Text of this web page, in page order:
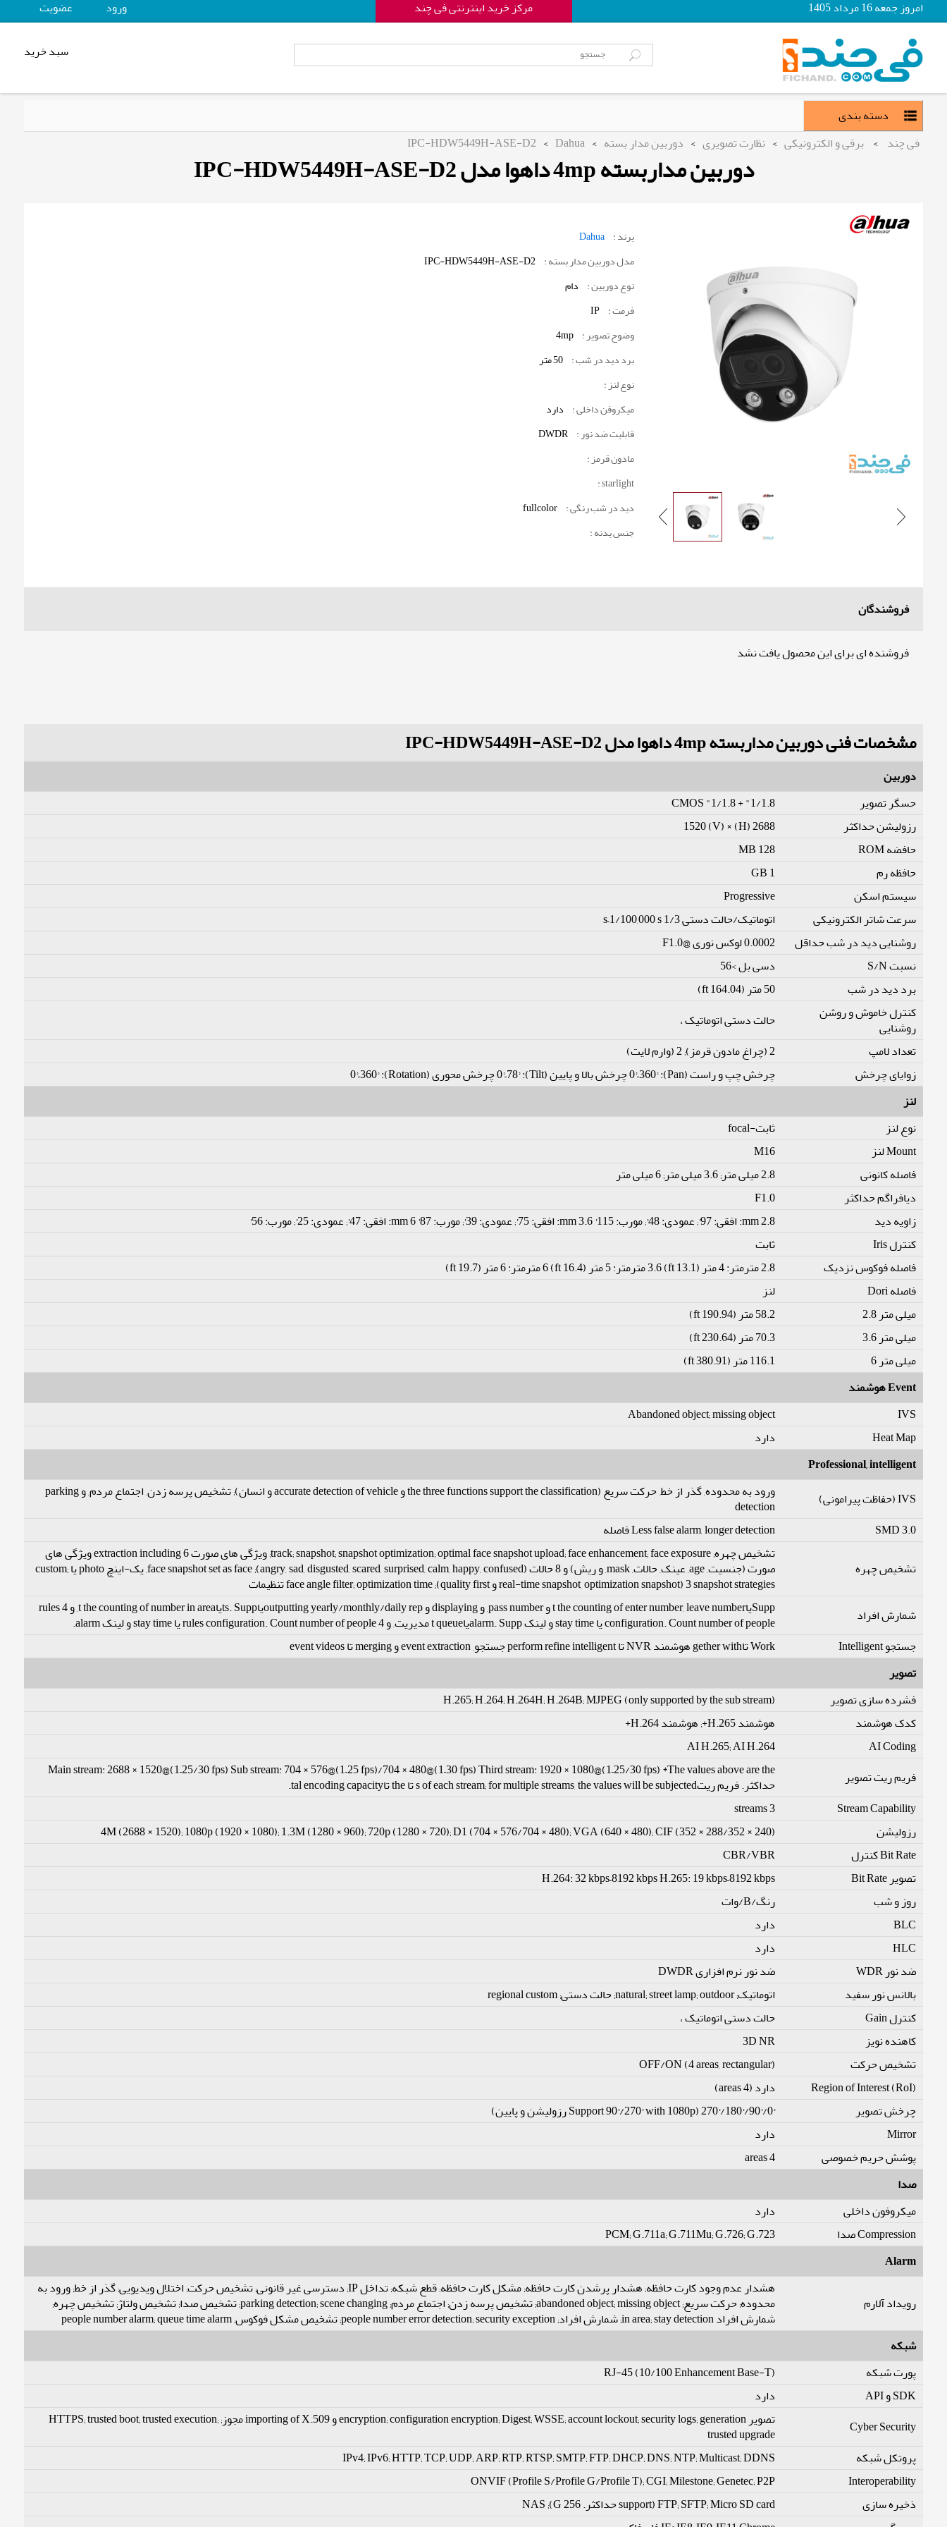
امروز جمعه 16 مرداد 1405 مرکز خرید اینترنتی فی چند ورود عضويت
سبد خرید
دسته بندی
فی چند > برقی و الکترونیکی > نظارت تصویری > دوربین مدار بسته >
Dahua
>
IPC-HDW5449H-ASE-D2
دوربین مداربسته 4mp داهوا مدل IPC-HDW5449H-ASE-D2
برند : Dahua
مدل دوربین مدار بسته : IPC-HDW5449H-ASE-D2
نوع دوربین : دام
فرمت : IP
وضوح تصویر : 4mp
برد دید در شب : 50 متر
نوع لنز :
میکروفن داخلی : دارد
قابلیت ضد نور : DWDR
مادون قرمز :
starlight :
دید در شب رنگی : fullcolor
جنس بدنه :
فروشندگان
فروشنده ای برای این محصول یافت نشد
مشخصات فنی دوربین مداربسته 4mp داهوا مدل IPC-HDW5449H-ASE-D2
دوربین
حسگر تصویر
1/1.8" + 1/1.8" CMOS
رزولیشن حداکثر
2688 (H) × 1520 (V)
حافضه ROM
128 MB
حافظه رم
1 GB
سیستم اسکن
Progressive
سرعت شاتر الکترونیکی
اتوماتیک/حالت دستی 1/3 s–1/100,000 s
روشنایی دید در شب حداقل
0.0002 لوکس نوری @F1.0
نسبت S/N
دسی بل >56
برد دید در شب
50 متر (164.04 ft)
کنترل خاموش و روشن
روشنایی
حالت دستی اتوماتیک ،
تعداد لامپ
2 (چراغ مادون قرمز); 2 (وارم لایت)
زوایای چرخش
چرخش چپ و راست (Pan): 0°–360° چرخش بالا و پایین (Tilt): 0°–78° چرخش محوری (Rotation): 0°–360°
لنز
نوع لنز
ثابت-focal
Mount لنز
M16
فاصله کانونی
2.8 میلی متر; 3.6 میلی متر; 6 میلی متر
دیافراگم حداکثر
F1.0
زاویه دید
2.8 mm: افقی: 97°; عمودی: 48°; مورب: 115° 3.6 mm: افقی: 75°; عمودی: 39°; مورب: 87° 6 mm: افقی: 47°; عمودی: 25°; مورب: 56°
کنترل Iris
ثابت
فاصله فوکوس نزدیک
2.8 مترمتر: 4 متر (13.1 ft) 3.6 مترمتر: 5 متر (16.4 ft) 6 مترمتر: 6 متر (19.7 ft)
فاصله Dori
لنز
میلی متر 2.8
58.2 متر (190.94 ft)
میلی متر 3.6
70.3 متر (230.64 ft)
میلی متر 6
116.1 متر (380.91 ft)
Event هوشمند
IVS
Abandoned object; missing object
Heat Map
دارد
Professional, intelligent
IVS (حفاظت پیرامونی)
ورود به محدوده, گذر از خط, حرکت سریع (the three functions support the classification و accurate detection of vehicle و انسان); تشخیص پرسه زدن, اجتماع مردم, و parking
detection
SMD 3.0
Less false alarm, longer detection فاصله
تشخیص چهره
تشخیص چهره; track; snapshot; snapshot optimization; optimal face snapshot upload; face enhancement; face exposure; ویژگی های صورت extraction including 6 ویژگی های
صورت (جنسیت, age, عینک, حالات, mask, و ریش) و 8 حالات (angry, sad, disgusted, scared, surprised, calm, happy, confused); face snapshot set as face, یک-اینچ photo یا custom;
3 snapshot strategies (real-time snapshot, optimization snapshot و quality first); face angle filter; optimization time تنظیمات
شمارش افراد
Suppیاt the counting of enter number, leave number و pass number, و displaying و outputting yearly/monthly/daily repیاts. Suppیاt the counting of number in area, و 4 rules
configuration. Count number of people یا stay time و لینک alarm. Suppیاt queue مدیریت, و 4 rules configuration. Count number of people یا stay time و لینک alarm.
جستجو Intelligent
Work تاgether with هوشمند NVR تا perform refine intelligent جستجو, event extraction و merging تا event videos
تصویر
فشرده سازی تصویر
H.265; H.264; H.264H; H.264B; MJPEG (only supported by the sub stream)
کدک هوشمند
هوشمند H.265+; هوشمند H.264+
AI Coding
AI H.265; AI H.264
فریم ریت تصویر
Main stream: 2688 × 1520@(1–25/30 fps) Sub stream: 704 × 576@(1–25 fps)/704 × 480@(1–30 fps) Third stream: 1920 × 1080@(1–25/30 fps) *The values above are the
حداکثر. فریم ریتs of each stream; for multiple streams, the values will be subjected تا the تاtal encoding capacity.
Stream Capability
3 streams
رزولیشن
4M (2688 × 1520); 1080p (1920 × 1080); 1.3M (1280 × 960); 720p (1280 × 720); D1 (704 × 576/704 × 480); VGA (640 × 480); CIF (352 × 288/352 × 240)
Bit Rate کنترل
CBR/VBR
تصویر Bit Rate
H.264: 32 kbps–8192 kbps H.265: 19 kbps–8192 kbps
روز و شب
رنگ/B/وات
BLC
دارد
HLC
دارد
ضد نور WDR
ضد نور نرم افزاری DWDR
بالانس نور سفید
اتوماتیک; natural; street lamp; outdoor; حالت دستی; regional custom
کنترل Gain
حالت دستی اتوماتیک ،
کاهنده نویز
3D NR
تشخیص حرکت
OFF/ON (4 areas, rectangular)
Region of Interest (RoI)
دارد (4 areas)
چرخش تصویر
0°/90°/180°/270° (Support 90°/270° with 1080p رزولیشن و پایین)
Mirror
دارد
پوشش حریم خصوصی
4 areas
صدا
میکروفون داخلی
دارد
Compression صدا
PCM; G.711a; G.711Mu; G.726; G.723
Alarm
رویداد آلارم
هشدار عدم وجود کارت حافظه; هشدار پرشدن کارت حافظه; مشکل کارت حافظه; قطع شبکه; تداخل IP; دسترسی غیر قانونی; تشخیص حرکت; اختلال ویدیویی; گذر از خط; ورود به
محدوده; حرکت سریع; abandoned object; missing object; تشخیص پرسه زدن; اجتماع مردم; parking detection; scene changing; تشخیص صدا; تشخیص ولتاژ; تشخیص چهره;
شمارش افراد in area; stay detection; شمارش افراد; people number error detection; security exception; تشخیص مشکل فوکوس; people number alarm; queue time alarm
شبکه
پورت شبکه
RJ-45 (10/100 Enhancement Base-T)
SDK و API
دارد
Cyber Security
تصویر encryption; configuration encryption; Digest; WSSE; account lockout; security logs; generation و importing of X.509 مجوز; HTTPS; trusted boot; trusted execution;
trusted upgrade
پروتکل شبکه
IPv4; IPv6; HTTP; TCP; UDP; ARP; RTP; RTSP; SMTP; FTP; DHCP; DNS; NTP; Multicast; DDNS
Interoperability
ONVIF (Profile S/Profile G/Profile T); CGI; Milestone; Genetec; P2P
ذخیره سازی
FTP; SFTP; Micro SD card (support حداکثر. 256 G); NAS